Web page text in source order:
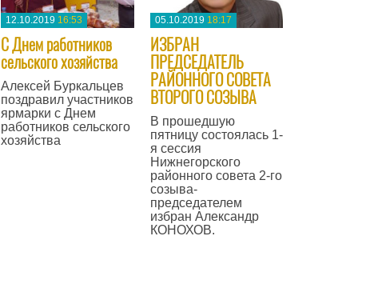
12.10.2019 16:53
C Днем работников
сельского хозяйства
Алексей Буркальцев
поздравил участников
ярмарки с Днем
работников сельского
хозяйства
05.10.2019 18:17
ИЗБРАН
ПРЕДСЕДАТЕЛЬ
РАЙОННОГО СОВЕТА
ВТОРОГО СОЗЫВА
В прошедшую
пятницу состоялась 1-
я сессия
Нижнегорского
районного совета 2-го
созыва-
председателем
избран Александр
КОНОХОВ.